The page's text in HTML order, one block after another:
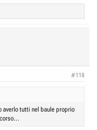
#118
averlo tutti nel baule proprio